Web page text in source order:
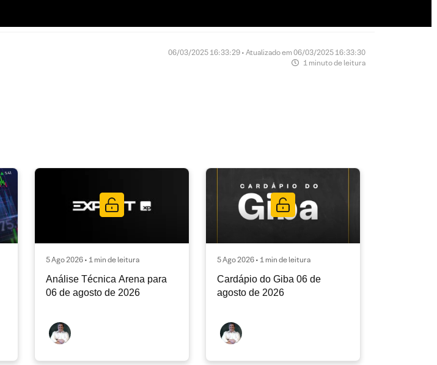
06/03/2025 16:33:29 • Atualizado em 06/03/2025 16:33:30
1 minuto de leitura
5 Ago 2026 • 1 min de leitura
Análise Técnica Arena para
06 de agosto de 2026
5 Ago 2026 • 1 min de leitura
Cardápio do Giba 06 de
agosto de 2026